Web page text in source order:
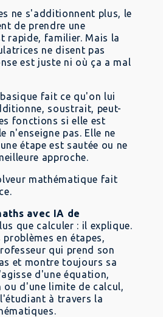
ne s'additionnent plus, le
de prendre une
rapide, familier. Mais la
ne disent pas
est juste ni où ça a mal
fait ce qu'on lui
soustrait, peut-
fonctions si elle est
n'enseigne pas. Elle ne
étape est sautée ou ne
approche.
mathématique fait
avec IA de
que calculer : il explique.
en étapes,
qui prend son
et montre toujours sa
d'une équation,
ou d'une limite de calcul,
à travers la